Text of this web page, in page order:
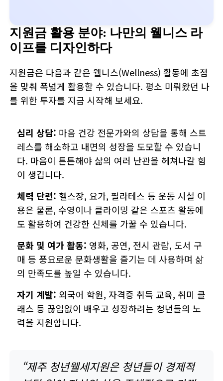
지원금 활용 분야: 나만의 웰니스 라
이프를 디자인하다
지원금은 다음과 같은 웰니스(Wellness) 활동에 초점
을 맞춰 폭넓게 활용할 수 있습니다. 평소 미뤄왔던 나
를 위한 투자를 지금 시작해 보세요.
심리 상담: 마음 건강 전문가와의 상담을 통해 스트
레스를 해소하고 내면의 성장을 도모할 수 있습니
다. 마음이 튼튼해야 삶의 여러 난관을 헤쳐나갈 힘
이 생깁니다.
체력 단련: 헬스장, 요가, 필라테스 등 운동 시설 이
용은 물론, 수영이나 클라이밍 같은 스포츠 활동에
도 활용하여 건강한 신체를 가꿀 수 있습니다.
문화 및 여가 활동: 영화, 공연, 전시 관람, 도서 구
매 등 풍요로운 문화생활을 즐기는 데 사용하며 삶
의 만족도를 높일 수 있습니다.
자기 계발: 외국어 학원, 자격증 취득 교육, 취미 클
래스 등 끊임없이 배우고 성장하려는 청년들의 노
력을 지원합니다.
“제주 청년웰세지원은 청년들이 경제적